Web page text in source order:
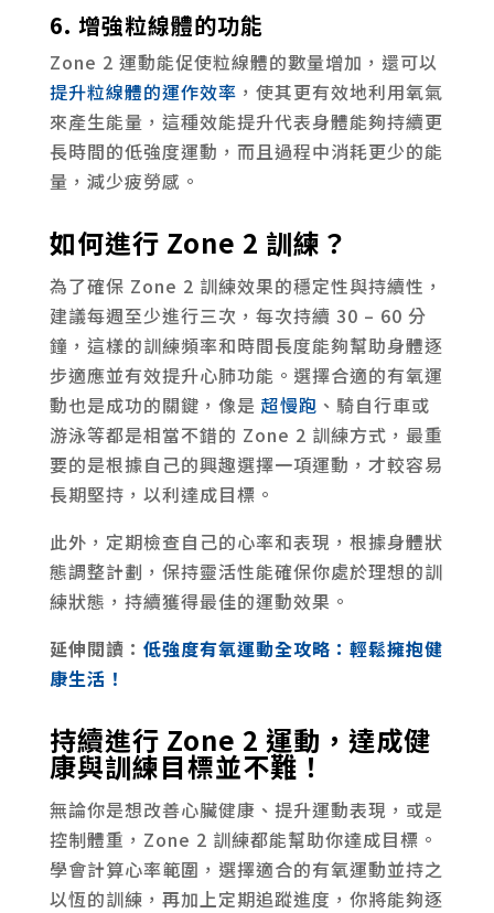
6. 增強粒線體的功能
Zone 2 運動能促使粒線體的數量增加，還可以
提升粒線體的運作效率 ，使其更有效地利用氧氣
來產生能量，這種效能提升代表身體能夠持續更
長時間的低強度運動，而且過程中消耗更少的能
量，減少疲勞感。
如何進行 Zone 2 訓練？
為了確保 Zone 2 訓練效果的穩定性與持續性，
建議每週至少進行三次，每次持續 30 – 60 分
鐘，這樣的訓練頻率和時間長度能夠幫助身體逐
步適應並有效提升心肺功能。選擇合適的有氧運
動也是成功的關鍵，像是 超慢跑 、騎自行車或
游泳等都是相當不錯的 Zone 2 訓練方式，最重
要的是根據自己的興趣選擇一項運動，才較容易
長期堅持，以利達成目標。
此外，定期檢查自己的心率和表現，根據身體狀
態調整計劃，保持靈活性能確保你處於理想的訓
練狀態，持續獲得最佳的運動效果。
延伸閱讀： 低強度有氧運動全攻略：輕鬆擁抱健
康生活！
持續進行 Zone 2 運動，達成健
康與訓練目標並不難！
無論你是想改善心臟健康、提升運動表現，或是
控制體重，Zone 2 訓練都能幫助你達成目標。
學會計算心率範圍，選擇適合的有氧運動並持之
以恆的訓練，再加上定期追蹤進度，你將能夠逐